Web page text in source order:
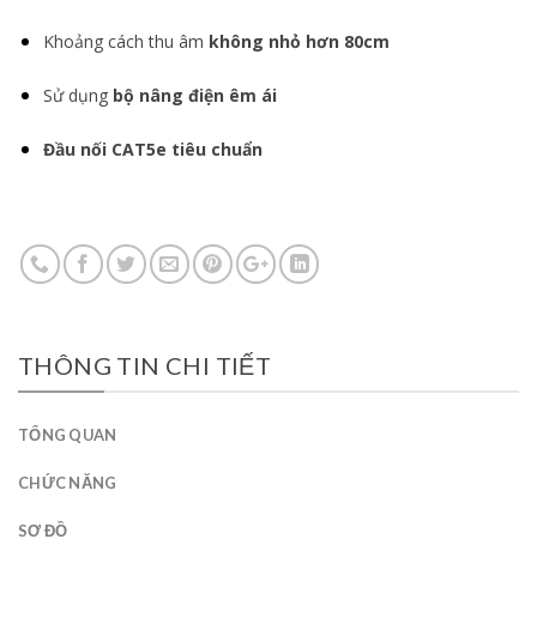
Khoảng cách thu âm không nhỏ hơn 80cm
Sử dụng bộ nâng điện êm ái
Đầu nối CAT5e tiêu chuẩn
THÔNG TIN CHI TIẾT
TỔNG QUAN
CHỨC NĂNG
SƠ ĐỒ